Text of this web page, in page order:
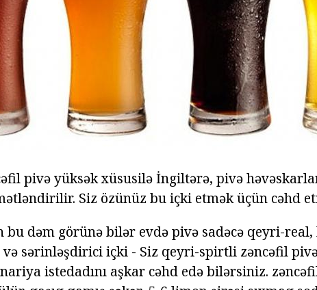
pivə yüksək xüsusilə İngiltərə, pivə
Siz özünüz bu içki etmək üçün cəhd
bu dəm görünə bilər evdə pivə sadəcə qeyri-
sərinləşdirici içki - Siz qeyri-spirtli zəncəfil
istedadını aşkar cəhd edə bilərsiniz.